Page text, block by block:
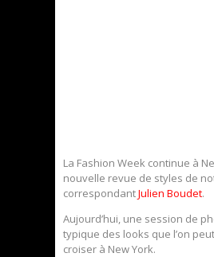
La Fashion Week continue à
nouvelle revue de styles de
correspondantJulien Boudet.
Aujourd’hui, une session de
typique des looks que l’on
croiser à New York.